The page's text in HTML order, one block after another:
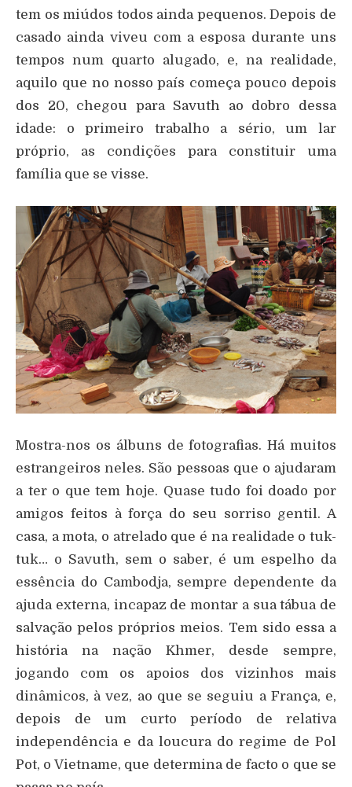
tem os miúdos todos ainda pequenos. Depois de
casado ainda viveu com a esposa durante uns
tempos num quarto alugado, e, na realidade,
aquilo que no nosso país começa pouco depois
dos 20, chegou para Savuth ao dobro dessa
idade: o primeiro trabalho a sério, um lar
próprio, as condições para constituir uma
família que se visse.
Mostra-nos os álbuns de fotografias. Há muitos
estrangeiros neles. São pessoas que o ajudaram
a ter o que tem hoje. Quase tudo foi doado por
amigos feitos à força do seu sorriso gentil. A
casa, a mota, o atrelado que é na realidade o tuk-
tuk… o Savuth, sem o saber, é um espelho da
essência do Cambodja, sempre dependente da
ajuda externa, incapaz de montar a sua tábua de
salvação pelos próprios meios. Tem sido essa a
história na nação Khmer, desde sempre,
jogando com os apoios dos vizinhos mais
dinâmicos, à vez, ao que se seguiu a França, e,
depois de um curto período de relativa
independência e da loucura do regime de Pol
Pot, o Vietname, que determina de facto o que se